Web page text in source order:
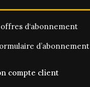
offres d‘abonnement
d’abonnement
compte client